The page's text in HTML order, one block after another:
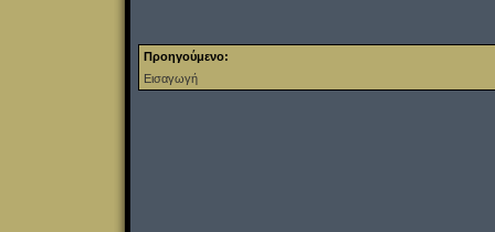
Προηγούμενο:
Εισαγωγή